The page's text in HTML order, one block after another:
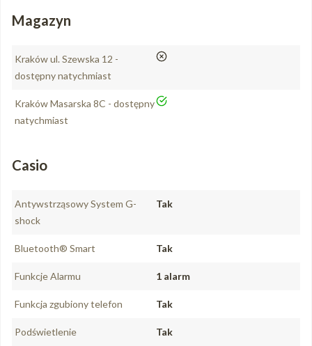
Magazyn
Kraków ul. Szewska 12 -
dostępny natychmiast
nie
Kraków Masarska 8C - dostępny
natychmiast
tak
Casio
Antywstrząsowy System G-
shock
Tak
Bluetooth® Smart Tak
Funkcje Alarmu 1 alarm
Funkcja zgubiony telefon Tak
Podświetlenie Tak